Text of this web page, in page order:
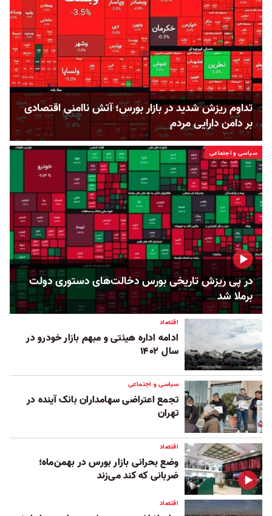
تداوم ریزش شدید در بازار بورس؛ آتش ناامنی اقتصادی
بر دامن دارایی مردم
سیاسی و اجتماعی
در پی ریزش تاریخی بورس دخالت‌های دستوری دولت
برملا شد
اقتصاد
ادامه اداره هیئتی و مبهم بازار خودرو در
سال ۱۴۰۲
سیاسی و اجتماعی
تجمع اعتراضی سهامداران بانک آینده در
تهران
اقتصاد
وضع بحرانی بازار بورس در بهمن‌ماه؛
ضربانی که کند می‌زند
اقتصاد